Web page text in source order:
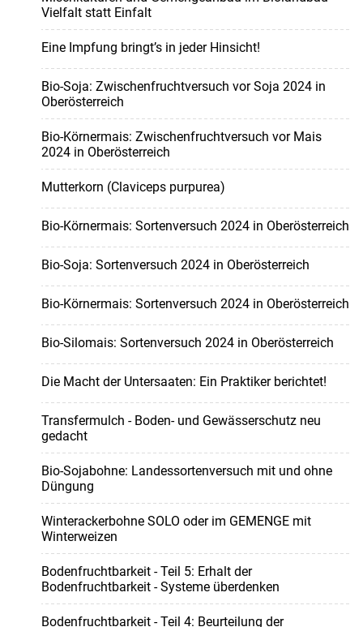
Vielfalt statt Einfalt
Eine Impfung bringt’s in jeder Hinsicht!
Bio-Soja: Zwischenfruchtversuch vor Soja 2024 in
Oberösterreich
Bio-Körnermais: Zwischenfruchtversuch vor Mais
2024 in Oberösterreich
Mutterkorn (Claviceps purpurea)
Bio-Körnermais: Sortenversuch 2024 in Oberösterreich
Bio-Soja: Sortenversuch 2024 in Oberösterreich
Bio-Körnermais: Sortenversuch 2024 in Oberösterreich
Bio-Silomais: Sortenversuch 2024 in Oberösterreich
Die Macht der Untersaaten: Ein Praktiker berichtet!
Transfermulch - Boden- und Gewässerschutz neu
gedacht
Bio-Sojabohne: Landessortenversuch mit und ohne
Düngung
Winterackerbohne SOLO oder im GEMENGE mit
Winterweizen
Bodenfruchtbarkeit - Teil 5: Erhalt der
Bodenfruchtbarkeit - Systeme überdenken
Bodenfruchtbarkeit - Teil 4: Beurteilung der